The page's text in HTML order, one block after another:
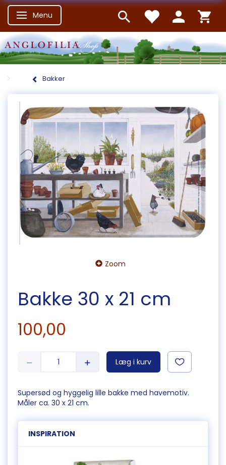
Skifte navigation
Menu
Bakker
Zoom
Bakke 30 x 21 cm
100,00
Læg i kurv
Supersød og hyggelig lille bakke med havemotiv.
Måler ca. 30 x 21 cm.
INSPIRATION